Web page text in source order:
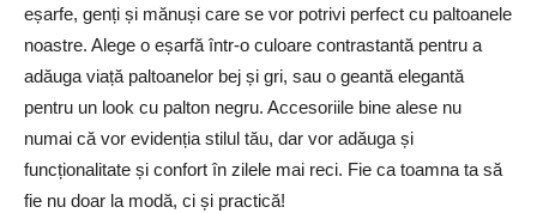
eșarfe, genți și mănuși care se vor potrivi perfect cu paltoanele
noastre. Alege o eșarfă într-o culoare contrastantă pentru a
adăuga viață paltoanelor bej și gri, sau o geantă elegantă
pentru un look cu palton negru. Accesoriile bine alese nu
numai că vor evidenția stilul tău, dar vor adăuga și
funcționalitate și confort în zilele mai reci. Fie ca toamna ta să
fie nu doar la modă, ci și practică!